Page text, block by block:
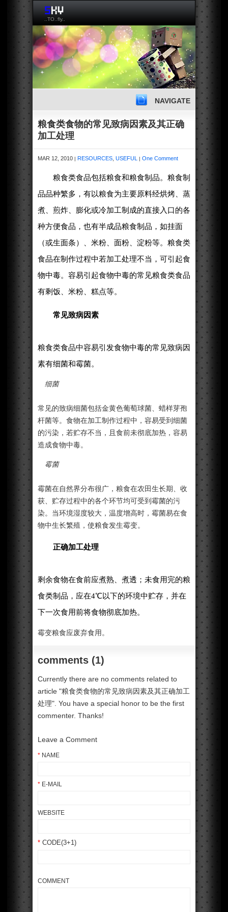
..TO..fly..
NAVIGATE
粮食类食物的常见致病因素及其正确
加工处理
MAR 12, 2010 | RESOURCES USEFUL | One Comment
粮食类食品包括粮食和粮食制品。粮食制
品品种繁多，有以粮食为主要原料经烘烤、蒸
煮、煎炸、膨化或冷加工制成的直接入口的各
种方便食品，也有半成品粮食制品，如挂面
（或生面条）、米粉、面粉、淀粉等。粮食类
食品在制作过程中若加工处理不当，可引起食
物中毒。容易引起食物中毒的常见粮食类食品
有剩饭、米粉、糕点等。
常见致病因素
粮食类食品中容易引发食物中毒的常见致病因
素有细菌和霉菌。
细菌
常见的致病细菌包括金黄色葡萄球菌、蜡样芽孢
杆菌等。食物在加工制作过程中，容易受到细菌
的污染，若贮存不当，且食前未彻底加热，容易
造成食物中毒。
霉菌
霉菌在自然界分布很广，粮食在农田生长期、收
获、贮存过程中的各个环节均可受到霉菌的污
染。当环境湿度较大，温度增高时，霉菌易在食
物中生长繁殖，使粮食发生霉变。
正确加工处理
剩余食物在食前应煮熟、煮透；未食用完的粮
食类制品，应在4℃以下的环境中贮存，并在
下一次食用前将食物彻底加热。
霉变粮食应废弃食用。
comments (1)
Currently there are no comments related to
article "粮食类食物的常见致病因素及其正确加工
处理". You have a special honor to be the first
commenter. Thanks!
Leave a Comment
* NAME
* E-MAIL
WEBSITE
* CODE(3+1)
COMMENT